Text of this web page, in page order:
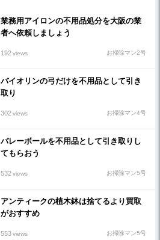
業務用アイロンの不用品処分を大阪の業
者へ依頼しましょう
192views お掃除マン2号
バイオリンの弓だけを不用品として引き
取り
302views お掃除マン4号
バレーボールを不用品として引き取りし
てもらおう
532views お掃除マン5号
アンティークの植木鉢は捨てるより買取
がおすすめ
553views お掃除マン5号